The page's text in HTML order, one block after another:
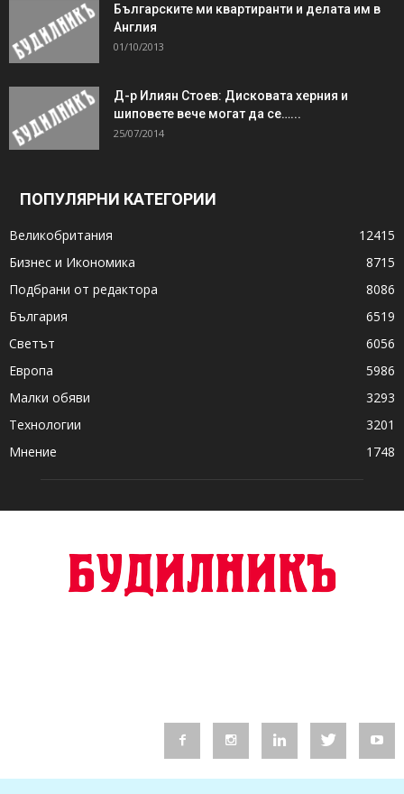
Българските ми квартиранти и делата им в
Англия
01/10/2013
Д-р Илиян Стоев: Дисковата херния и
шиповете вече могат да се…...
25/07/2014
ПОПУЛЯРНИ КАТЕГОРИИ
Великобритания
12415
Бизнес и Икономика
8715
Подбрани от редактора
8086
България
6519
Светът
6056
Европа
5986
Малки обяви
3293
Технологии
3201
Мнение
1748